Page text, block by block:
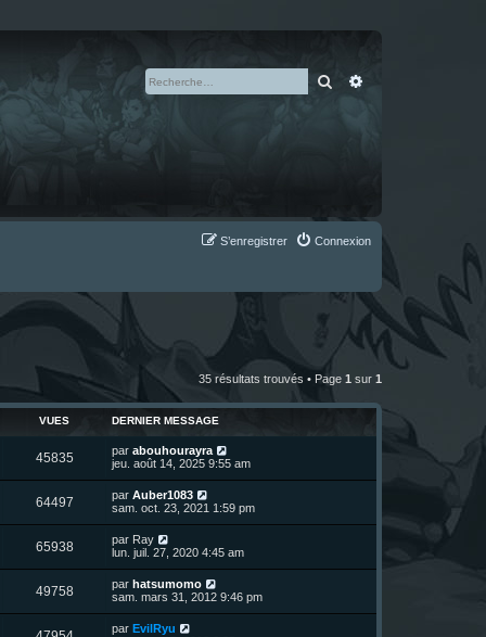
Rechercher
Connexion
S’enregistrer
35 résultats trouvés • Page 1 sur 1
VUES DERNIER MESSAGE
45835V
u
s
D
e
i
e
r
m
e
s
s
a
g
e
par abouhourayra
jeu. août 14, 2025 9:55 am
64497V
u
s
D
e
i
e
r
m
e
s
s
par Auber1083
sam. oct. 23, 2021 1:59 pm
65938V
u
s
D
e
i
e
r
m
par Ray
lun. juil. 27, 2020 4:45 am
49758V
u
D
e
i
par hatsumomo
sam. mars 31, 2012 9:46 pm
D
par EvilRyu